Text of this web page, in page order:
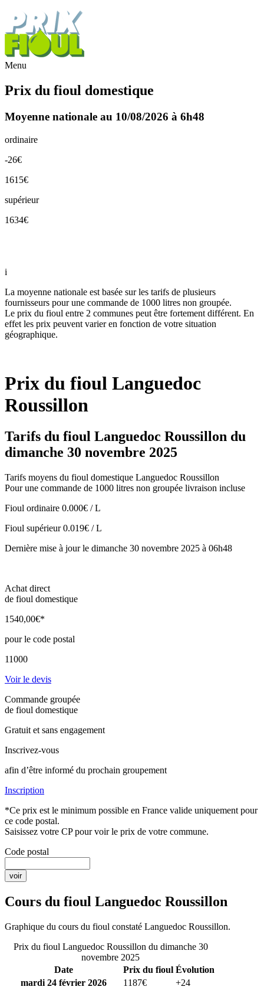
Menu
Prix du fioul domestique
Moyenne nationale au 10/08/2026 à 6h48
ordinaire
-26€
1615€
supérieur
1634€
i
La moyenne nationale est basée sur les tarifs de plusieurs
fournisseurs pour une commande de 1000 litres non groupée.
Le prix du fioul entre 2 communes peut être fortement différent. En
effet les prix peuvent varier en fonction de votre situation
géographique.
Prix du fioul Languedoc
Roussillon
Tarifs du fioul Languedoc Roussillon du
dimanche 30 novembre 2025
Tarifs moyens du fioul domestique Languedoc Roussillon
Pour une commande de 1000 litres non groupée livraison incluse
Fioul ordinaire 0.000€ / L
Fioul supérieur0.019€ / L
Dernière mise à jour le dimanche 30 novembre 2025 à 06h48
Achat direct
de fioul domestique
1540,00€*
pour le code postal
11000
Voir le devis
Commande groupée
de fioul domestique
Gratuit et sans engagement
Inscrivez-vous
afin d’être informé du prochain groupement
Inscription
*Ce prix est le minimum possible en France valide uniquement pour
ce code postal.
Saisissez votre CP pour voir le prix de votre commune.
Code postal
Cours du fioul Languedoc Roussillon
Graphique du cours du fioul constaté Languedoc Roussillon.
Prix du fioul Languedoc Roussillon du dimanche 30
novembre 2025
Date
Prix du fioul Évolution
mardi 24 février 2026
1187€
+24